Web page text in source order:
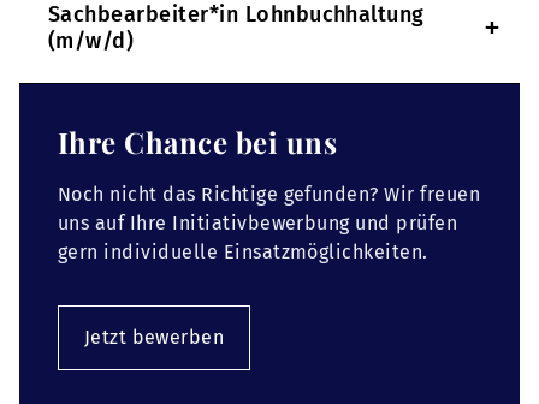
Sachbearbeiter*in Lohnbuchhaltung
(m/w/d)
+
Ihre Chance bei uns
Noch nicht das Richtige gefunden? Wir freuen
uns auf Ihre Initiativbewerbung und prüfen
gern individuelle Einsatzmöglichkeiten.
Jetzt bewerben